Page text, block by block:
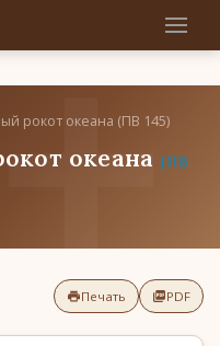
рокот океана (ПВ 145)
океана (ПВ
Печать PDF